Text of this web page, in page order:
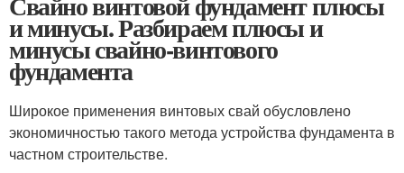
и минусы. Разбираем плюсы и
минусы свайно-винтового
фундамента
Широкое применения винтовых свай обусловлено
экономичностью такого метода устройства фундамента в
частном строительстве.